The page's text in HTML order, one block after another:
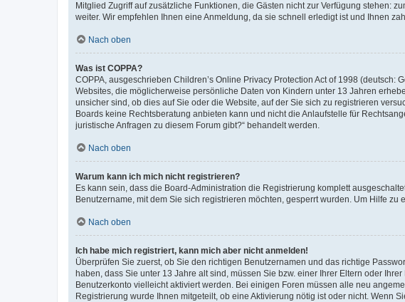
Mitglied Zugriff auf zusätzliche Funktionen, die Gästen nicht zur Verfügung stehen:
weiter. Wir empfehlen Ihnen eine Anmeldung, da sie schnell erledigt ist und Ihnen
Nach oben
Was ist COPPA?
COPPA, ausgeschrieben Children’s Online Privacy Protection Act of 1998
Websites, die möglicherweise persönliche Daten von Kindern unter 13 Jahren
unsicher sind, ob dies auf Sie oder die Website, auf der Sie sich zu registrieren
Boards keine Rechtsberatung anbieten kann und nicht die Anlaufstelle für
juristische Anfragen zu diesem Forum gibt?“ behandelt werden.
Nach oben
Warum kann ich mich nicht registrieren?
Es kann sein, dass die Board-Administration die Registrierung komplett
Benutzername, mit dem Sie sich registrieren möchten, gesperrt wurden. Um Hilfe
Nach oben
Ich habe mich registriert, kann mich aber nicht anmelden!
Überprüfen Sie zuerst, ob Sie den richtigen Benutzernamen und das richtige
haben, dass Sie unter 13 Jahre alt sind, müssen Sie bzw. einer Ihrer Eltern oder
Benutzerkonto vielleicht aktiviert werden. Bei einigen Foren müssen alle neu
Registrierung wurde Ihnen mitgeteilt, ob eine Aktivierung nötig ist oder nicht. Wenn